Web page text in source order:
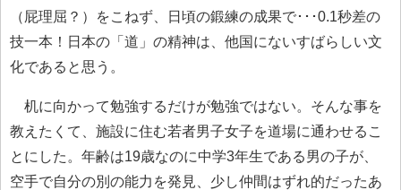
（屁理屈？）をこねず、日頃の鍛練の成果で･･･0.1秒差の
技一本！日本の「道」の精神は、他国にないすばらしい文
化であると思う。
机に向かって勉強するだけが勉強ではない。そんな事を
教えたくて、施設に住む若者男子女子を道場に通わせるこ
とにした。年齢は19歳なのに中学3年生である男の子が、
空手で自分の別の能力を発見、少し仲間はずれ的だったあ